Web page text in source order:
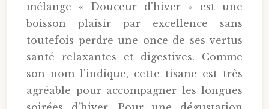
mélange « Douceur d'hiver » est une
boisson plaisir par excellence sans
toutefois perdre une once de ses vertus
santé relaxantes et digestives. Comme
son nom l'indique, cette tisane est très
agréable pour accompagner les longues